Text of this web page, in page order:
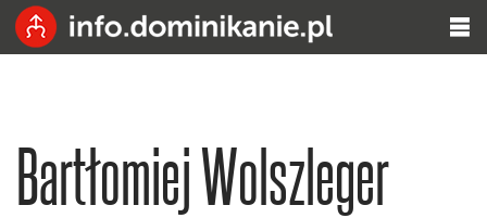
Bartłomiej Wolszleger